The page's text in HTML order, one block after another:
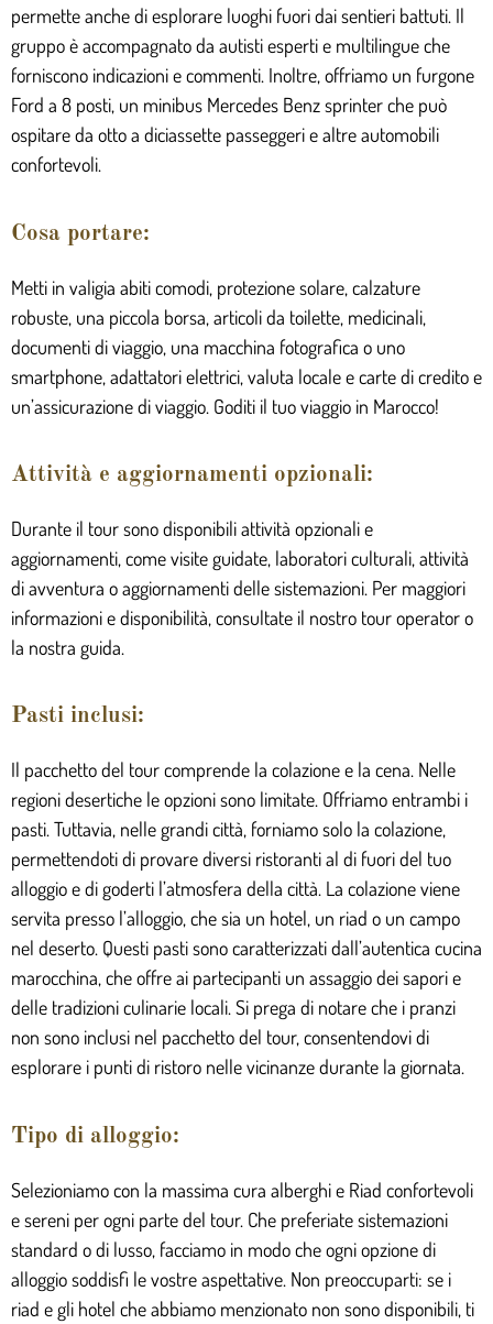
permette anche di esplorare luoghi fuori dai sentieri battuti. Il
gruppo è accompagnato da autisti esperti e multilingue che
forniscono indicazioni e commenti. Inoltre, offriamo un furgone
Ford a 8 posti, un minibus Mercedes Benz sprinter che può
ospitare da otto a diciassette passeggeri e altre automobili
confortevoli.
Cosa portare:
Metti in valigia abiti comodi, protezione solare, calzature
robuste, una piccola borsa, articoli da toilette, medicinali,
documenti di viaggio, una macchina fotografica o uno
smartphone, adattatori elettrici, valuta locale e carte di credito e
un’assicurazione di viaggio. Goditi il tuo viaggio in Marocco!
Attività e aggiornamenti opzionali:
Durante il tour sono disponibili attività opzionali e
aggiornamenti, come visite guidate, laboratori culturali, attività
di avventura o aggiornamenti delle sistemazioni. Per maggiori
informazioni e disponibilità, consultate il nostro tour operator o
la nostra guida.
Pasti inclusi:
Il pacchetto del tour comprende la colazione e la cena. Nelle
regioni desertiche le opzioni sono limitate. Offriamo entrambi i
pasti. Tuttavia, nelle grandi città, forniamo solo la colazione,
permettendoti di provare diversi ristoranti al di fuori del tuo
alloggio e di goderti l’atmosfera della città. La colazione viene
servita presso l’alloggio, che sia un hotel, un riad o un campo
nel deserto. Questi pasti sono caratterizzati dall’autentica cucina
marocchina, che offre ai partecipanti un assaggio dei sapori e
delle tradizioni culinarie locali. Si prega di notare che i pranzi
non sono inclusi nel pacchetto del tour, consentendovi di
esplorare i punti di ristoro nelle vicinanze durante la giornata.
Tipo di alloggio:
Selezioniamo con la massima cura alberghi e Riad confortevoli
e sereni per ogni parte del tour. Che preferiate sistemazioni
standard o di lusso, facciamo in modo che ogni opzione di
alloggio soddisfi le vostre aspettative. Non preoccuparti: se i
riad e gli hotel che abbiamo menzionato non sono disponibili, ti